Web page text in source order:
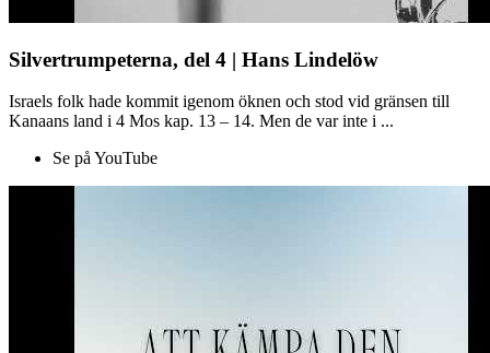
Silvertrumpeterna, del 4 | Hans Lindelöw
Israels folk hade kommit igenom öknen och stod vid gränsen till
Kanaans land i 4 Mos kap. 13 – 14. Men de var inte i ...
Se på YouTube